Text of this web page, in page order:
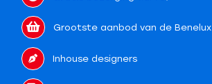
Grootste aanbod van de Benelux
Inhouse designers